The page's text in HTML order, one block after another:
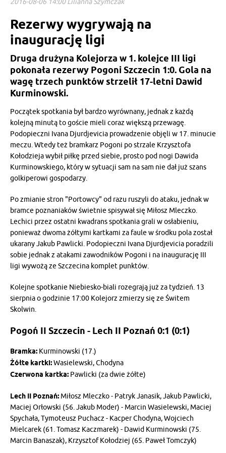
Rezerwy wygrywają na
inaugurację ligi
Druga drużyna Kolejorza w 1. kolejce III ligi
pokonała rezerwy Pogoni Szczecin 1:0. Gola na
wagę trzech punktów strzelił 17-letni Dawid
Kurminowski.
Początek spotkania był bardzo wyrównany, jednak z każdą
kolejną minutą to goście mieli coraz większą przewagę.
Podopieczni Ivana Djurdjevicia prowadzenie objęli w 17. minucie
meczu. Wtedy też bramkarz Pogoni po strzale Krzysztofa
Kołodzieja wybił piłkę przed siebie, prosto pod nogi Dawida
Kurminowskiego, który w sytuacji sam na sam nie dał już szans
golkiperowi gospodarzy.
Po zmianie stron "Portowcy" od razu ruszyli do ataku, jednak w
bramce poznaniaków świetnie spisywał się Miłosz Mleczko.
Lechici przez ostatni kwadrans spotkania grali w osłabieniu,
ponieważ dwoma żółtymi kartkami za faule w środku pola został
ukarany Jakub Pawlicki. Podopieczni Ivana Djurdjevicia poradzili
sobie jednak z atakami zawodników Pogoni i na inaugurację III
ligi wywożą ze Szczecina komplet punktów.
Kolejne spotkanie Niebiesko-biali rozegrają już za tydzień. 13
sierpnia o godzinie 17:00 Kolejorz zmierzy się ze Świtem
Skolwin.
Pogoń II Szczecin - Lech II Poznań 0:1 (0:1)
Bramka: Kurminowski (17.)
Żółte kartki:Wasielewski, Chodyna
Czerwona kartka: Pawlicki (za dwie żółte)
Lech II Poznań: Miłosz Mleczko - Patryk Janasik, Jakub Pawlicki,
Maciej Orłowski (56. Jakub Moder) - Marcin Wasielewski, Maciej
Spychała, Tymoteusz Puchacz - Kacper Chodyna, Wojciech
Mielcarek (61. Tomasz Kaczmarek) - Dawid Kurminowski (75.
Marcin Banaszak), Krzysztof Kołodziej (65. Paweł Tomczyk)